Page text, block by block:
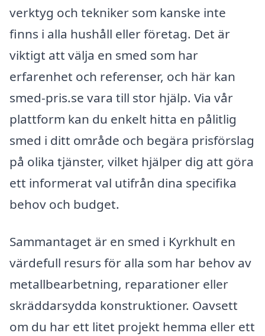
verktyg och tekniker som kanske inte
finns i alla hushåll eller företag. Det är
viktigt att välja en smed som har
erfarenhet och referenser, och här kan
smed-pris.se vara till stor hjälp. Via vår
plattform kan du enkelt hitta en pålitlig
smed i ditt område och begära prisförslag
på olika tjänster, vilket hjälper dig att göra
ett informerat val utifrån dina specifika
behov och budget.
Sammantaget är en smed i Kyrkhult en
värdefull resurs för alla som har behov av
metallbearbetning, reparationer eller
skräddarsydda konstruktioner. Oavsett
om du har ett litet projekt hemma eller ett